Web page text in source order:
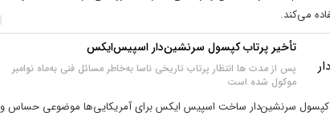
می‌کند.
تأخیر پرتاب کپسول سرنشین‌دار اسپیس‌ایکس
پس از مدت ها انتظار پرتاب تاریخی ناسا به‌خاطر مسائل فنی به‌ماه نوامبر
موکول شده است
کپسول سرنشین‌دار ساخت اسپیس ایکس برای آمریکایی‌ها موضوعی حساس و